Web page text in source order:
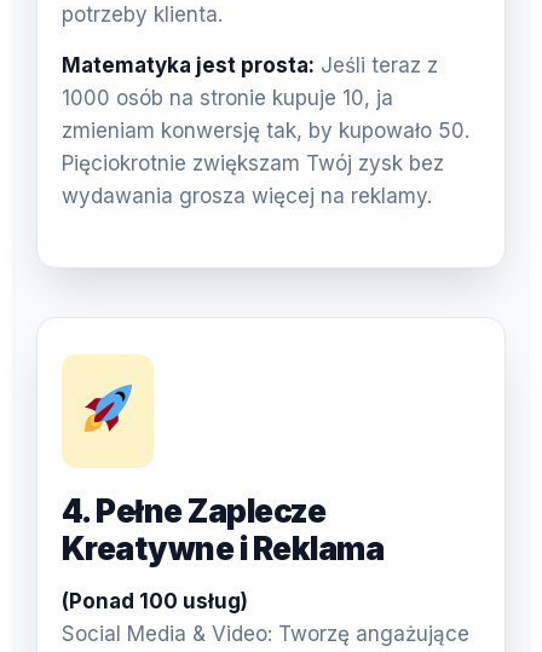
potrzeby klienta.
Matematyka jest prosta: Jeśli teraz z
1000 osób na stronie kupuje 10, ja
zmieniam konwersję tak, by kupowało 50.
Pięciokrotnie zwiększam Twój zysk bez
wydawania grosza więcej na reklamy.
4. Pełne Zaplecze
Kreatywne i Reklama
(Ponad 100 usług)
Social Media & Video: Tworzę angażujące